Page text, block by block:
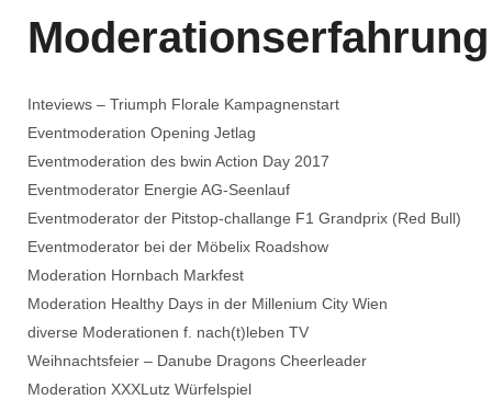
Moderationserfahrung
Inteviews – Triumph Florale Kampagnenstart
Eventmoderation Opening Jetlag
Eventmoderation des bwin Action Day 2017
Eventmoderator Energie AG-Seenlauf
Eventmoderator der Pitstop-challange F1 Grandprix (Red Bull)
Eventmoderator bei der Möbelix Roadshow
Moderation Hornbach Markfest
Moderation Healthy Days in der Millenium City Wien
diverse Moderationen f. nach(t)leben TV
Weihnachtsfeier – Danube Dragons Cheerleader
Moderation XXXLutz Würfelspiel